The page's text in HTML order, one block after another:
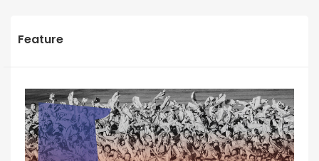
Feature